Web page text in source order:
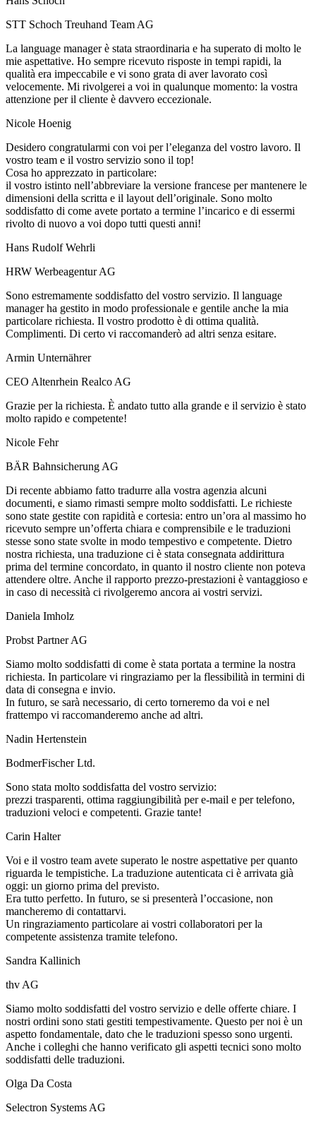
STT Schoch Treuhand Team AG
La language manager è stata straordinaria e ha superato di molto le
mie aspettative. Ho sempre ricevuto risposte in tempi rapidi, la
qualità era impeccabile e vi sono grata di aver lavorato così
velocemente. Mi rivolgerei a voi in qualunque momento: la vostra
attenzione per il cliente è davvero eccezionale.
Nicole Hoenig
Desidero congratularmi con voi per l’eleganza del vostro lavoro. Il
vostro team e il vostro servizio sono il top!
Cosa ho apprezzato in particolare:
il vostro istinto nell’abbreviare la versione francese per mantenere le
dimensioni della scritta e il layout dell’originale. Sono molto
soddisfatto di come avete portato a termine l’incarico e di essermi
rivolto di nuovo a voi dopo tutti questi anni!
Hans Rudolf Wehrli
HRW Werbeagentur AG
Sono estremamente soddisfatto del vostro servizio. Il language
manager ha gestito in modo professionale e gentile anche la mia
particolare richiesta. Il vostro prodotto è di ottima qualità.
Complimenti. Di certo vi raccomanderò ad altri senza esitare.
Armin Unternährer
CEO Altenrhein Realco AG
Grazie per la richiesta. È andato tutto alla grande e il servizio è stato
molto rapido e competente!
Nicole Fehr
BÄR Bahnsicherung AG
Di recente abbiamo fatto tradurre alla vostra agenzia alcuni
documenti, e siamo rimasti sempre molto soddisfatti. Le richieste
sono state gestite con rapidità e cortesia: entro un’ora al massimo ho
ricevuto sempre un’offerta chiara e comprensibile e le traduzioni
stesse sono state svolte in modo tempestivo e competente. Dietro
nostra richiesta, una traduzione ci è stata consegnata addirittura
prima del termine concordato, in quanto il nostro cliente non poteva
attendere oltre. Anche il rapporto prezzo-prestazioni è vantaggioso e
in caso di necessità ci rivolgeremo ancora ai vostri servizi.
Daniela Imholz
Probst Partner AG
Siamo molto soddisfatti di come è stata portata a termine la nostra
richiesta. In particolare vi ringraziamo per la flessibilità in termini di
data di consegna e invio.
In futuro, se sarà necessario, di certo torneremo da voi e nel
frattempo vi raccomanderemo anche ad altri.
Nadin Hertenstein
BodmerFischer Ltd.
Sono stata molto soddisfatta del vostro servizio:
prezzi trasparenti, ottima raggiungibilità per e-mail e per telefono,
traduzioni veloci e competenti. Grazie tante!
Carin Halter
Voi e il vostro team avete superato le nostre aspettative per quanto
riguarda le tempistiche. La traduzione autenticata ci è arrivata già
oggi: un giorno prima del previsto.
Era tutto perfetto. In futuro, se si presenterà l’occasione, non
mancheremo di contattarvi.
Un ringraziamento particolare ai vostri collaboratori per la
competente assistenza tramite telefono.
Sandra Kallinich
thv AG
Siamo molto soddisfatti del vostro servizio e delle offerte chiare. I
nostri ordini sono stati gestiti tempestivamente. Questo per noi è un
aspetto fondamentale, dato che le traduzioni spesso sono urgenti.
Anche i colleghi che hanno verificato gli aspetti tecnici sono molto
soddisfatti delle traduzioni.
Olga Da Costa
Selectron Systems AG